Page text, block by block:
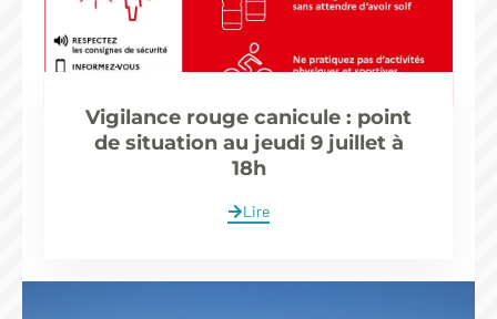
Vigilance rouge canicule : point
de situation au jeudi 9 juillet à
18h
Lire